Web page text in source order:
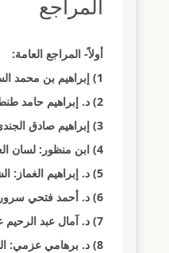
المراجع
أولاً- المراجع العامة:
1) إبراهيم بن محمد السليمان: مبدأ تفسير الشك لصالح المتهم، رسالة ماجستير مقدمة إلى كلية الدراسات العليا، أكاديمية نايف للعلوم الأمنية، الرياض.
2) د. إبراهيم حامد طنطاوي: التحقيق الجنائي من الناحيتين النظرية والعملية، دار النهضة العربية، القاهرة، ط1، 1999-2000م.
3) إبراهيم صادق الجندي: الطب الشرعي في التحقيقات الجنائية، مركز الدراسات والبحوث، أكاديمية نايف للعلوم الأمنية، الرياض، ط1، 2000م.
4) ابن منظور: لسان العرب، ط3، ج الأول، دار إحياء التراث العربي، بيروت، 1999م.
5) د. إبراهيم الغماز: الشهادة كدليل إثبات في المواد الجنائية، عالم الكتب، القاهرة، 1980م.
6) د. أحمد فتحي سرور: الحماية الجنائية للحق في الحياة الخاصة، دار النهضة العربية، 1987م.
7) د. آمال عبد الرحيم عثمان: شرح قانون الإجراءات الجنائية، الهيئة المصرية العامة للكتاب، 1991م.
8) د. برهامي عزمي: الشرعية الإجرائية للأدلة العلمية – دراسة تحليلية لأعمال الخبرة، دار النهضة العربية، القاهرة، 2006م.